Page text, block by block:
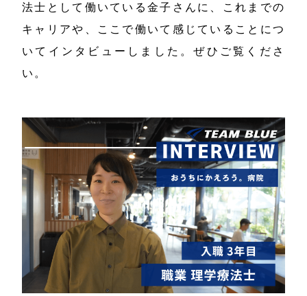
法士として働いている金子さんに、これまでの
キャリアや、ここで働いて感じていることにつ
いてインタビューしました。ぜひご覧くださ
い。